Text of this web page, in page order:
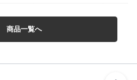
商品一覧へ